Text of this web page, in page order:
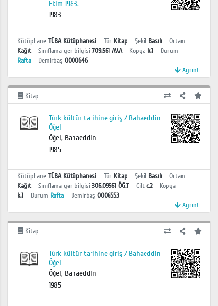
Ekim 1983.
1983
Kütüphane TÜBA Kütüphanesi Tür Kitap Şekil Basılı
Ortam
Kağıt
Sınıflama yer bilgisi 709.561 AV.A Kopya k.1
Durum
Rafta
Demirbaş 0000646
Ayrıntı
Kitap
Türk kültür tarihine giriş / Bahaeddin
Öğel
Öğel, Bahaeddin
1985
Kütüphane TÜBA Kütüphanesi Tür Kitap Şekil Basılı
Ortam
Kağıt
Sınıflama yer bilgisi 306.09561 ÖĞ.T Cilt c.2
Kopya
k.1
Durum Rafta Demirbaş 0006553
Ayrıntı
Kitap
Türk kültür tarihine giriş / Bahaeddin
Öğel
Öğel, Bahaeddin
1985